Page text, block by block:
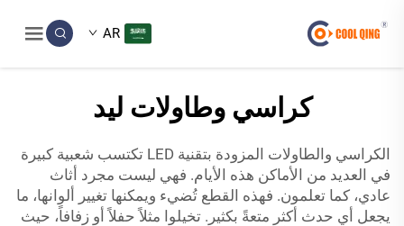
AR
كراسي وطاولات ليد
الكراسي والطاولات المزودة بتقنية LED تكتسب شعبية كبيرة
في العديد من الأماكن هذه الأيام. فهي ليست مجرد أثاث
عادي، كما تعلمون. فهذه القطع تُضيء ويمكنها تغيير ألوانها، ما
يجعل أي حدث أكثر متعةً بكثير. تخيلوا مثلاً حفلاً أو زفافاً، حيث